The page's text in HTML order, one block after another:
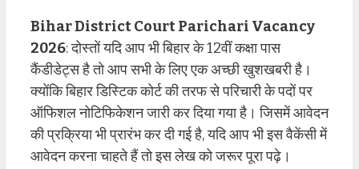
Bihar District Court Parichari Vacancy
2026: दोस्तों यदि आप भी बिहार के 12वीं कक्षा पास
कैंडीडेट्स है तो आप सभी के लिए एक अच्छी खुशखबरी है।
क्योंकि बिहार डिस्टिक कोर्ट की तरफ से परिचारी के पदों पर
ऑफिशल नोटिफिकेशन जारी कर दिया गया है। जिसमें आवेदन
की प्रक्रिया भी प्रारंभ कर दी गई है, यदि आप भी इस वैकेंसी में
आवेदन करना चाहते हैं तो इस लेख को जरूर पूरा पढ़े।